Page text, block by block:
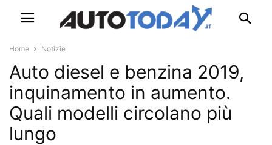
Home Notizie
Auto diesel e benzina 2019,
inquinamento in aumento.
Quali modelli circolano più
lungo